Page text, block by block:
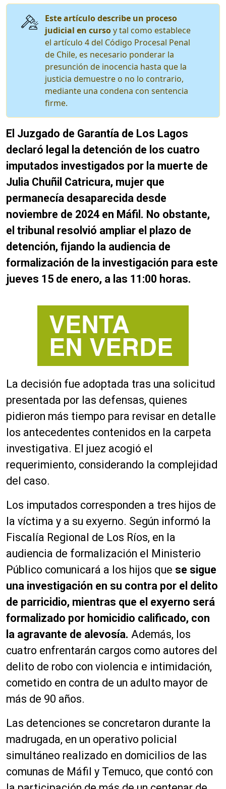
Este artículo describe un proceso
judicial en cursoy tal como establece
el artículo 4 del Código Procesal Penal
de Chile, es necesario ponderar la
presunción de inocencia hasta que la
justicia demuestre o no lo contrario,
mediante una condena con sentencia
firme.
El Juzgado de Garantía de Los Lagos
declaró legal la detención de los cuatro
imputados investigados por la muerte de
Julia Chuñil Catricura, mujer que
permanecía desaparecida desde
noviembre de 2024 en Máfil. No obstante,
el tribunal resolvió ampliar el plazo de
detención, fijando la audiencia de
formalización de la investigación para este
jueves 15 de enero, a las 11:00 horas.
La decisión fue adoptada tras una solicitud
presentada por las defensas, quienes
pidieron más tiempo para revisar en detalle
los antecedentes contenidos en la carpeta
investigativa. El juez acogió el
requerimiento, considerando la complejidad
del caso.
Los imputados corresponden a tres hijos de
la víctima y a su exyerno. Según informó la
Fiscalía Regional de Los Ríos, en la
audiencia de formalización el Ministerio
Público comunicará a los hijos que se sigue
una investigación en su contra por el delito
de parricidio, mientras que el exyerno será
formalizado por homicidio calificado, con
la agravante de alevosía. Además, los
cuatro enfrentarán cargos como autores del
delito de robo con violencia e intimidación,
cometido en contra de un adulto mayor de
más de 90 años.
Las detenciones se concretaron durante la
madrugada, en un operativo policial
simultáneo realizado en domicilios de las
comunas de Máfil y Temuco, que contó con